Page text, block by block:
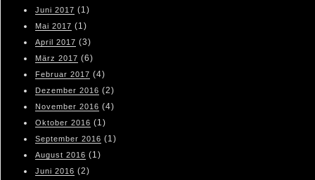
Juni 2017 (1)
Mai 2017 (1)
April 2017 (3)
März 2017 (6)
Februar 2017 (4)
Dezember 2016 (2)
November 2016 (4)
Oktober 2016 (1)
September 2016 (1)
August 2016 (1)
Juni 2016 (2)